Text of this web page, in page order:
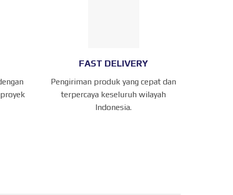
FAST DELIVERY
Pengiriman produk yang cepat dan
terpercaya keseluruh wilayah
Indonesia.